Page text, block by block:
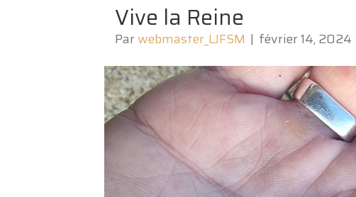
Vive la Reine
Parwebmaster_LJFSM | février 14, 2024